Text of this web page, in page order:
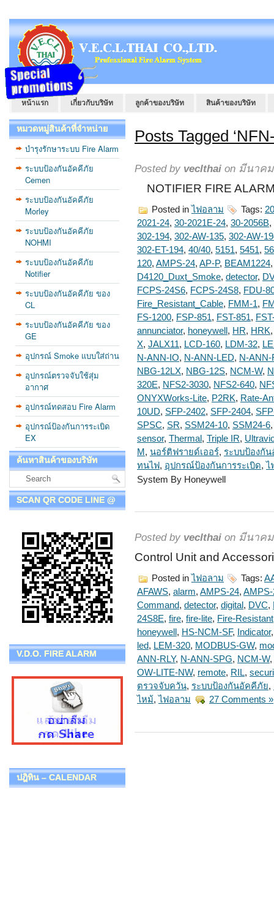
หน้าแรก เกี่ยวกับบริษัท ลูกค้าของบริษัท สินค้าของบริษัท
หมวดหมู่สินค้าที่จำหน่าย
บำรุงรักษาระบบ Fire Alarm
ระบบป้องกันอัคคีภัย
Cemen
ระบบป้องกันอัคคีภัย
Morley
ระบบป้องกันอัคคีภัย
NOHMI
ระบบป้องกันอัคคีภัย
Notifier
ระบบป้องกันอัคคีภัย ของ
CL
ระบบป้องกันอัคคีภัย ของ
GE
อุปกรณ์ Smoke แบบใส่ถ่าน
อุปกรณ์ตรวจจับใช้สุ่ม
อากาศ
อุปกรณ์ทดสอบ Fire Alarm
อุปกรณ์ป้องกันการระเบิด
EX
ค้นหาสินค้าของบริษัท
SCAN QR CODE LINE @
V.D.O. FIRE ALARM
ปฎิทิน – CALENDAR
Posts Tagged
Posted by veclthai on มีนาคม
NOTIFIER FIRE
Posted in ไฟอลาม Tags:
2021-24, 30-2021E-24, 30-2056B,
302-194, 302-AW-135, 302-AW-
302-ET-194, 40/40, 5151, 5451,
120, AMPS-24, AP-P, BEAM1224
D4120_Duxt_Smoke, detector,
FCPS-24S6, FCPS-24S8, FDU-
Fire_Resistant_Cable, FMM-1,
FS-1200, FSP-851, FST-851,
annunciator, honeywell , HR, HRK
X, JALX11, LCD-160, LDM-32,
N-ANN-IO, N-ANN-LED, N-ANN-
NBG-12LX, NBG-12S, NCM-W,
320E, NFS2-3030, NFS2-640,
ONYXWorks-Lite, P2RK, Rate-
10UD, SFP-2402, SFP-2404,
SPSC, SR, SSM24-10, SSM24-6
sensor, Thermal , Triple IR,
M , นอร์ติฟรายด์เออร์, ระบบป้องกั
ทนไฟ, อุปกรณ์ป้องกันการระเบิด, ไ
System By Honeywell
Posted by veclthai on มีนาคม
Control Unit and
Posted in ไฟอลาม Tags:
AFAWS, alarm, AMPS-24,
Command, detector, digital, DVC,
24S8E, fire, fire-lite, Fire-Resistant
honeywell , HS-NCM-SF, Indicator
led, LEM-320, MODBUS-GW,
ANN-RLY, N-ANN-SPG, NCM-W,
OW-LITE-NW, remote, RIL,
ตรวจจับควัน, ระบบป้องกันอัคคีภัย,
ไหม้, ไฟอลาม 27 Comments »